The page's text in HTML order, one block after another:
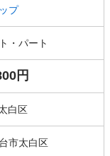
プ
・パート
円
白区
市太白区